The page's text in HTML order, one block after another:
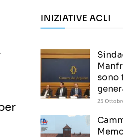
INIZIATIVE ACLI
sono
25